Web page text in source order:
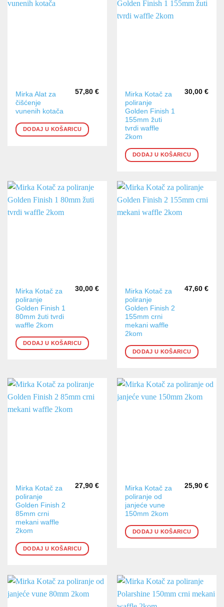
Mirka Alat za
čišćenje
vunenih kotača
57,80 €
DODAJ U KOŠARICU
Mirka Kotač za
poliranje
Golden Finish 1
155mm žuti
tvrdi waffle
2kom
30,00 €
DODAJ U KOŠARICU
Mirka Kotač za
poliranje
Golden Finish 1
80mm žuti tvrdi
waffle 2kom
30,00 €
DODAJ U KOŠARICU
Mirka Kotač za
poliranje
Golden Finish 2
155mm crni
mekani waffle
2kom
47,60 €
DODAJ U KOŠARICU
Mirka Kotač za
poliranje
Golden Finish 2
85mm crni
mekani waffle
2kom
27,90 €
DODAJ U KOŠARICU
Mirka Kotač za
poliranje od
janjeće vune
150mm 2kom
25,90 €
DODAJ U KOŠARICU